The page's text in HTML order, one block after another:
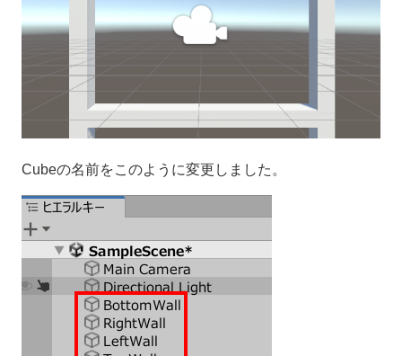
Cubeの名前をこのように変更しました。